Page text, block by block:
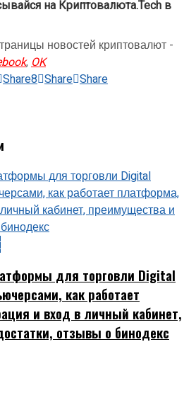
на Криптовалюта.Tech в
новостей криптовалют -
,OK
Share8 Share Share
для торговли Digital
как работает
и вход в личный кабинет,
отзывы о бинодекс